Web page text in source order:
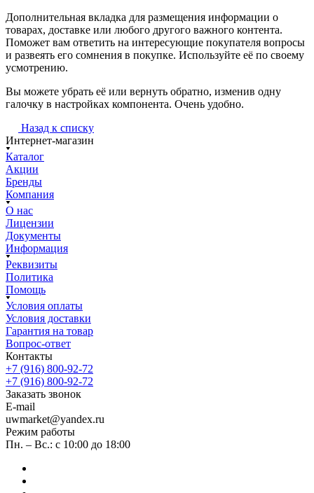
Дополнительная вкладка для размещения информации о
товарах, доставке или любого другого важного контента.
Поможет вам ответить на интересующие покупателя вопросы
и развеять его сомнения в покупке. Используйте её по своему
усмотрению.
Вы можете убрать её или вернуть обратно, изменив одну
галочку в настройках компонента. Очень удобно.
Назад к списку
Интернет-магазин
Каталог
Акции
Бренды
Компания
О нас
Лицензии
Документы
Информация
Реквизиты
Политика
Помощь
Условия оплаты
Условия доставки
Гарантия на товар
Вопрос-ответ
Контакты
+7 (916) 800-92-72
+7 (916) 800-92-72
Заказать звонок
E-mail
uwmarket@yandex.ru
Режим работы
Пн. – Вс.: с 10:00 до 18:00